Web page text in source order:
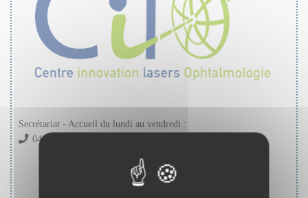
Secrétariat - Accueil du lundi au vendredi :
04 77 82 94 31